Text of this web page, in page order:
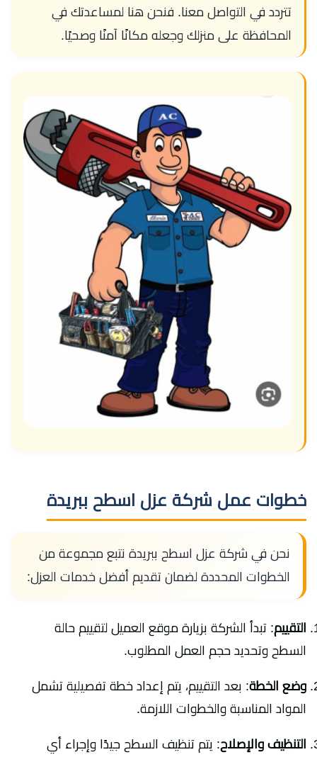
تتردد في التواصل معنا. فنحن هنا لمساعدتك في
المحافظة على منزلك وجعله مكانًا آمنًا وصحيًا.
خطوات عمل شركة عزل اسطح ببريدة
نحن في شركة عزل اسطح ببريدة نتبع مجموعة من
الخطوات المحددة لضمان تقديم أفضل خدمات العزل:
التقييم: تبدأ الشركة بزيارة موقع العميل لتقييم حالة
السطح وتحديد حجم العمل المطلوب.
وضع الخطة: بعد التقييم، يتم إعداد خطة تفصيلية تشمل
المواد المناسبة والخطوات اللازمة.
التنظيف والإصلاح: يتم تنظيف السطح جيدًا وإجراء أي